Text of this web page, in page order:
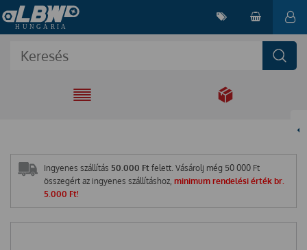
EGYÜTT A
Ingyenes szállítás 50.000 Ft felett. Vásárolj még 50 000 Ft
összegért az ingyenes szállításhoz, minimum rendelési érték br.
5.000 Ft!